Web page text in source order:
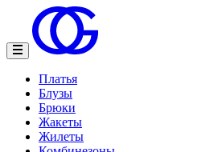
Платья
Блузы
Брюки
Жакеты
Жилеты